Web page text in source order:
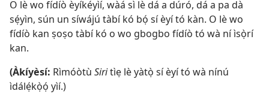
O lè wo fídíò èyíkéyìí, wàá sì lè dá a dúró, dá a pa dà
sẹ́yìn, sún un síwájú tàbí kó bọ́ sí èyí tó kàn. O lè wo
fídíò kan ṣoṣo tàbí kó o wo gbogbo fídíò tó wà ní ìsọ̀rí
kan.
(Àkíyèsí: Rìmóòtù Siritìẹ lè yàtọ̀ sí èyí tó wà nínú
ìdálẹ́kọ̀ọ́ yìí.)